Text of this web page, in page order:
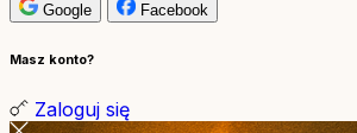
Google
Facebook
Masz konto?
Zaloguj się